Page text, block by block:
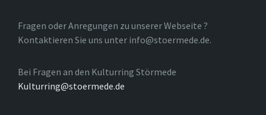
Fragen oder Anregungen zu unserer Webseite ?
Kontaktieren Sie uns unter info@stoermede.de.
Bei Fragen an den Kulturring Störmede
Kulturring@stoermede.de